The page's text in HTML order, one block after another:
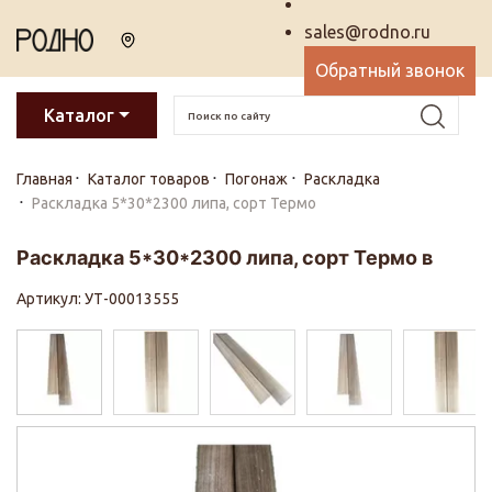
sales@rodno.ru
Обратный звонок
Каталог
Главная Каталог товаров Погонаж
Раскладка
Раскладка 5*30*2300 липа, сорт Термо
Раскладка 5*30*2300 липа, сорт Термо в
Артикул: УТ-00013555